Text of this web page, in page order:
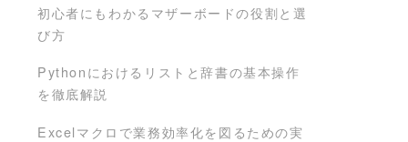
初心者にもわかるマザーボードの役割と選
び方
Pythonにおけるリストと辞書の基本操作
を徹底解説
Excelマクロで業務効率化を図るための実